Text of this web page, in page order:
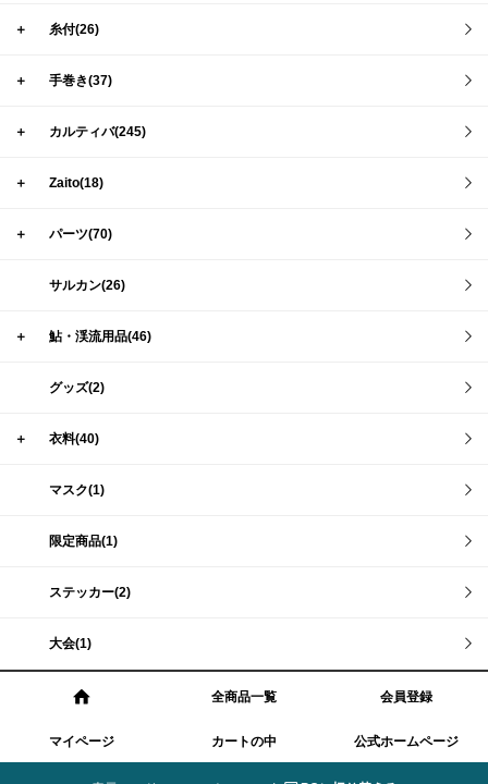
＋ 糸付(26)
＋ 手巻き(37)
＋ カルティバ(245)
＋ Zaito(18)
＋ パーツ(70)
サルカン(26)
＋ 鮎・渓流用品(46)
グッズ(2)
＋ 衣料(40)
マスク(1)
限定商品(1)
ステッカー(2)
大会(1)
全商品一覧 会員登録
マイページ カートの中 公式ホームページ